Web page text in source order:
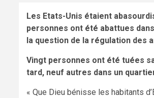
Les Etats-Unis étaient
personnes ont été abattues
la question de la régulation des
Vingt personnes ont été tuées
tard, neuf autres dans un
« Que Dieu bénisse les habitants